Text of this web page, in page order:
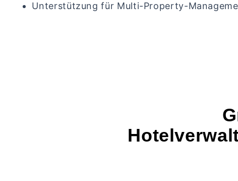
Unterstützung für Multi-Property-